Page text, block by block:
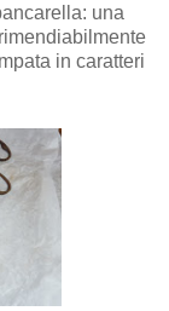
una
in caratteri